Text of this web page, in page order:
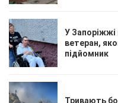
У
ветеран,
підйомник
Тривають